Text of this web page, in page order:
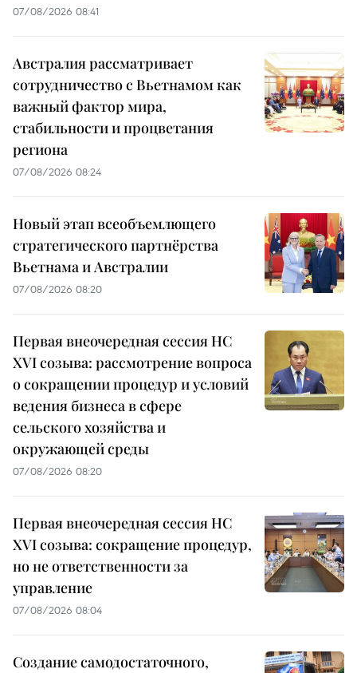
07/08/2026 08:41
Австралия рассматривает
сотрудничество с Вьетнамом как
важный фактор мира,
стабильности и процветания
региона
07/08/2026 08:24
Новый этап всеобъемлющего
стратегического партнёрства
Вьетнама и Австралии
07/08/2026 08:20
Первая внеочередная сессия НС
XVI созыва: рассмотрение вопроса
о сокращении процедур и условий
ведения бизнеса в сфере
сельского хозяйства и
окружающей среды
07/08/2026 08:20
Первая внеочередная сессия НС
XVI созыва: сокращение процедур,
но не ответственности за
управление
07/08/2026 08:04
Создание самодостаточного,